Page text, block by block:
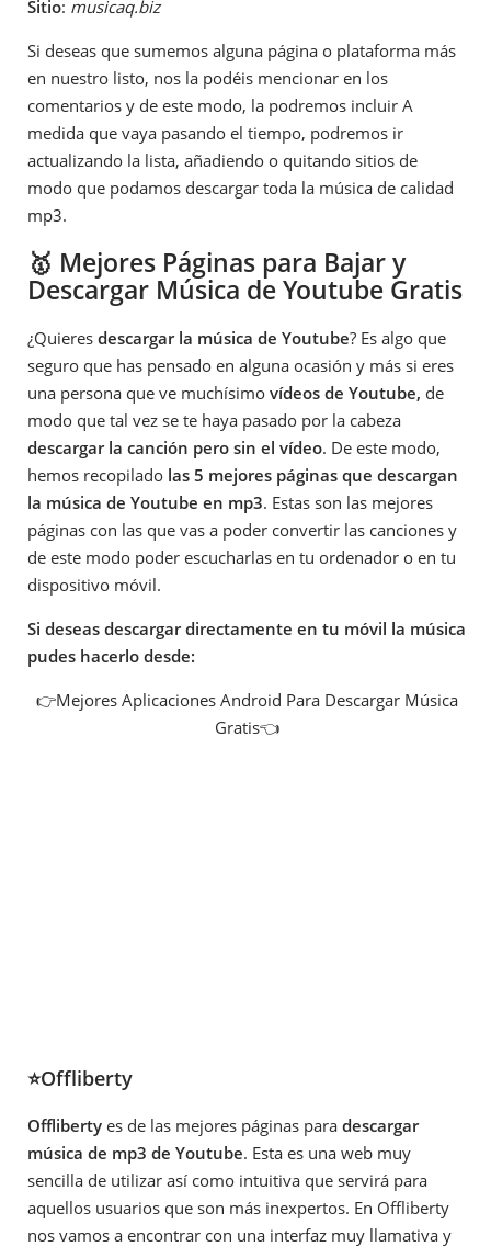
Sitio: musicaq.biz
Si deseas que sumemos alguna página o plataforma más
en nuestro listo, nos la podéis mencionar en los
comentarios y de este modo, la podremos incluir A
medida que vaya pasando el tiempo, podremos ir
actualizando la lista, añadiendo o quitando sitios de
modo que podamos descargar toda la música de calidad
mp3.
🥇 Mejores Páginas para Bajar y
Descargar Música de Youtube Gratis
¿Quieres descargar la música de Youtube? Es algo que
seguro que has pensado en alguna ocasión y más si eres
una persona que ve muchísimo vídeos de Youtube, de
modo que tal vez se te haya pasado por la cabeza
descargar la canción pero sin el vídeo. De este modo,
hemos recopilado las 5 mejores páginas que descargan
la música de Youtube en mp3. Estas son las mejores
páginas con las que vas a poder convertir las canciones y
de este modo poder escucharlas en tu ordenador o en tu
dispositivo móvil.
Si deseas descargar directamente en tu móvil la música
pudes hacerlo desde:
👉Mejores Aplicaciones Android Para Descargar Música
Gratis👈
⭐Offliberty
Offliberty es de las mejores páginas para descargar
música de mp3 de Youtube. Esta es una web muy
sencilla de utilizar así como intuitiva que servirá para
aquellos usuarios que son más inexpertos. En Offliberty
nos vamos a encontrar con una interfaz muy llamativa y